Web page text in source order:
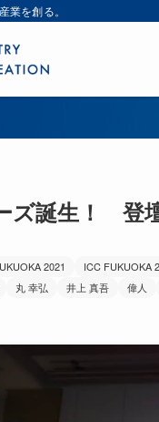
業を創る。
ズ誕生！ 登
2021 ICC FUKUOKA
丸 幸弘 井上 真吾 偉人